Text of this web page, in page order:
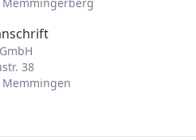
38
Memmingen